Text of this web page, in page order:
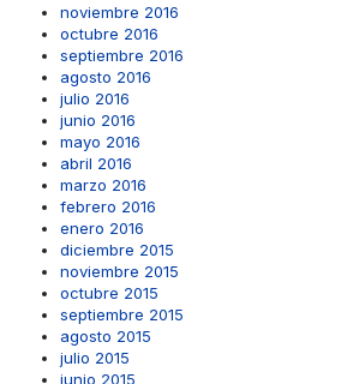
noviembre 2016
octubre 2016
septiembre 2016
agosto 2016
julio 2016
junio 2016
mayo 2016
abril 2016
marzo 2016
febrero 2016
enero 2016
diciembre 2015
noviembre 2015
octubre 2015
septiembre 2015
agosto 2015
julio 2015
junio 2015